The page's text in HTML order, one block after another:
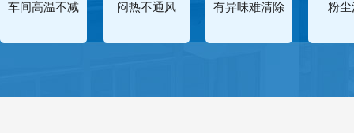
车间高温不减 闷热不通风 有异味难清除 粉尘